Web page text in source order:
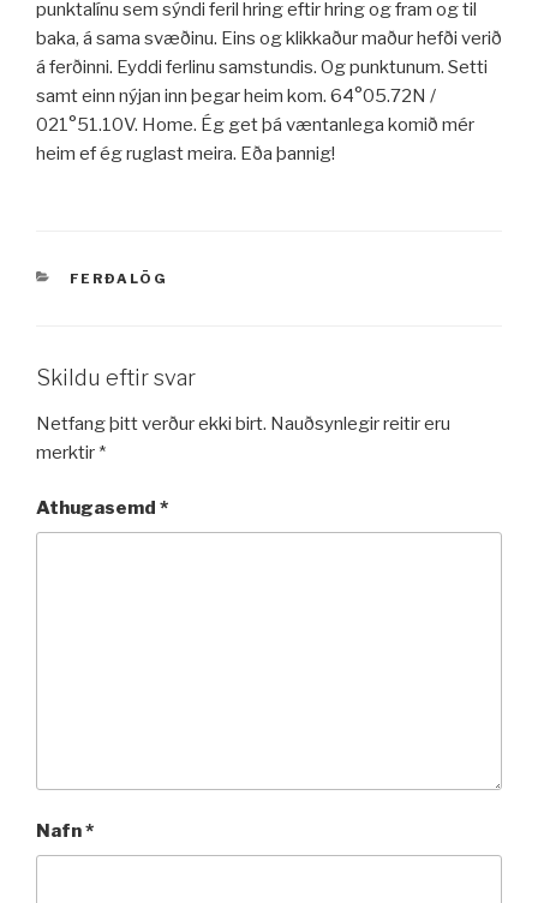
punktalínu sem sýndi feril hring eftir hring og fram og til
baka, á sama svæðinu. Eins og klikkaður maður hefði verið
á ferðinni. Eyddi ferlinu samstundis. Og punktunum. Setti
samt einn nýjan inn þegar heim kom. 64°05.72N /
021°51.10V. Home. Ég get þá væntanlega komið mér
heim ef ég ruglast meira. Eða þannig!
VÖRUFLOKKAR
FERÐALÖG
Skildu eftir svar
Netfang þitt verður ekki birt. Nauðsynlegir reitir eru
merktir *
Athugasemd *
Nafn*